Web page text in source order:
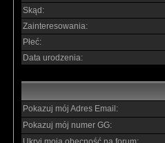
Skąd:
Zainteresowania:
Płeć:
Data urodzenia:
Pokazuj mój Adres Email:
Pokazuj mój numer GG: